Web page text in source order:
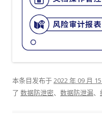
本条目发布于2022 年 09 月
了 数据防泄密、 数据防泄漏、